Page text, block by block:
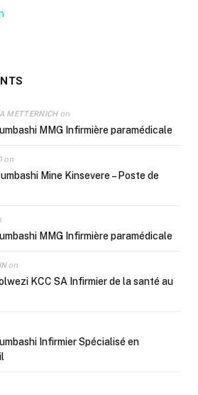
METTERNICHon
MMG Infirmière paramédicale
on
Mine Kinsevere – Poste de
MMG Infirmière paramédicale
on
KCC SA Infirmier de la santé au
Infirmier Spécialisé en